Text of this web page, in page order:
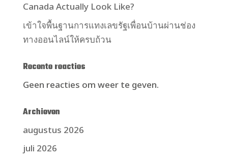
Canada Actually Look Like?
เข้าใจพื้นฐานการแทงเลขรัฐเพื่อนบ้านผ่านช่อง
ทางออนไลน์ให้ครบถ้วน
Recente reacties
Geen reacties om weer te geven.
Archieven
augustus 2026
juli 2026